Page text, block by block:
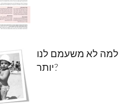
למה לא משעמם לנו
יותר?